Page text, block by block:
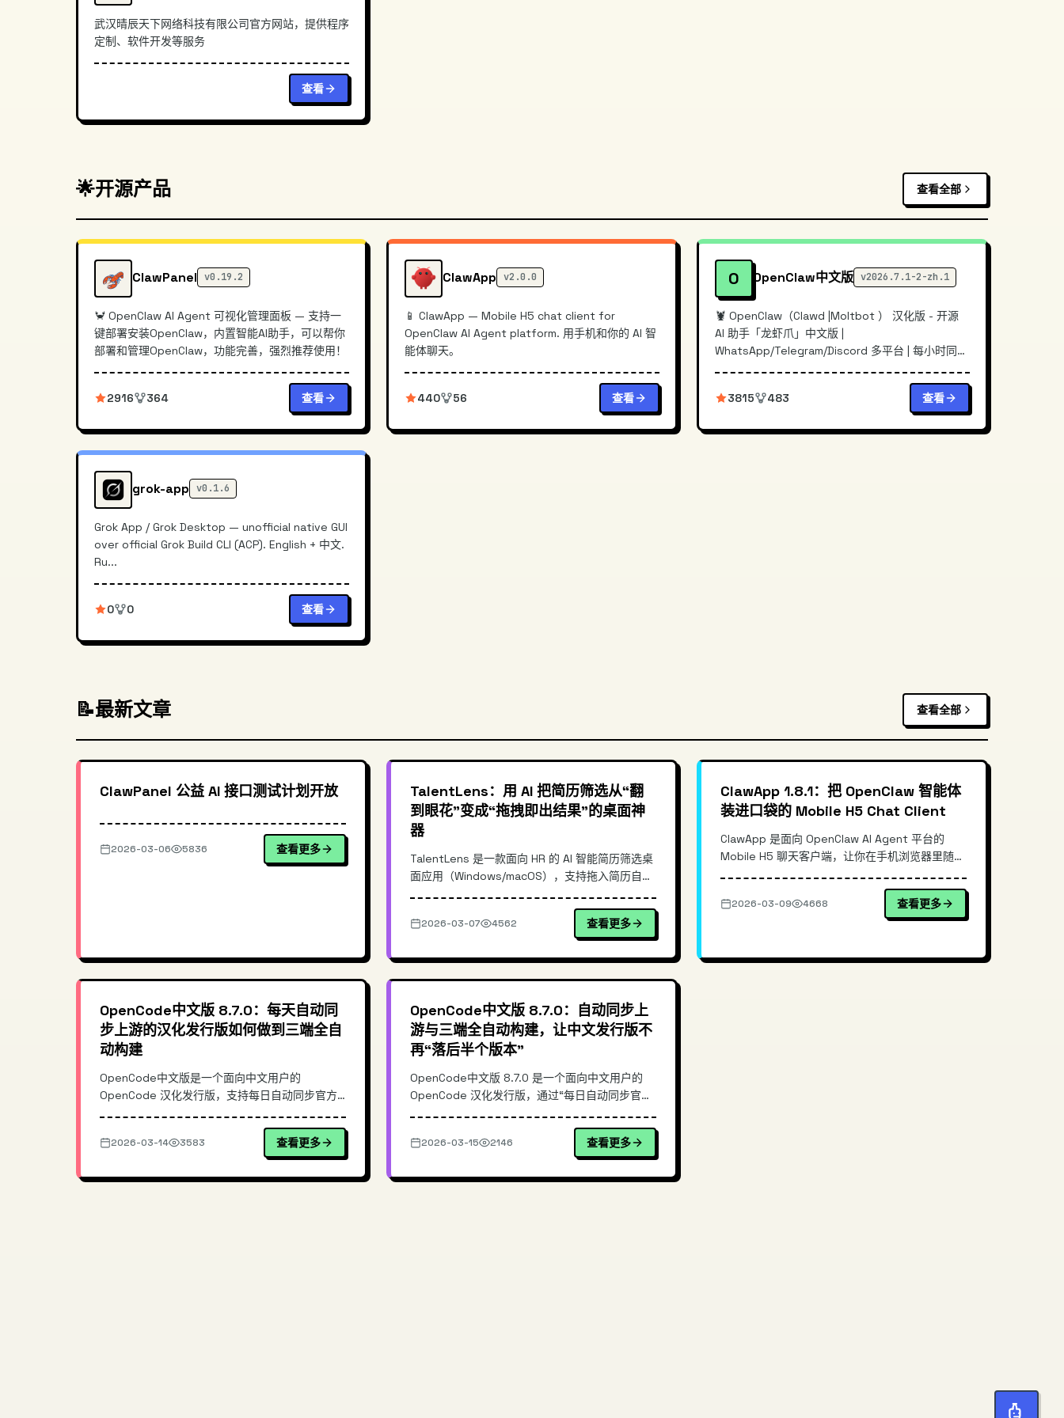
武汉晴辰天下网络科技有限公司官方网站，提供程序
定制、软件开发等服务
查看
🌟开源产品 查看全部
ClawPanel v0.19.2
🦀 OpenClaw AI Agent 可视化管理面板 — 支持一
键部署安装OpenClaw，内置智能AI助手，可以帮你
部署和管理OpenClaw，功能完善，强烈推荐使用！
2916 364 查看
ClawApp v2.0.0
📱 ClawApp — Mobile H5 chat client for
OpenClaw AI Agent platform. 用手机和你的 AI 智
能体聊天。
440 56 查看
O OpenClaw中文版 v2026.7.1-2-zh.1
🦞 OpenClaw（Clawd |Moltbot ） 汉化版 - 开源
AI 助手「龙虾爪」中文版 |
WhatsApp/Telegram/Discord 多平台 | 每小时同步
3815 483 查看
grok-app v0.1.6
Grok App / Grok Desktop — unofficial native GUI
over official Grok Build CLI (ACP). English + 中文.
Ru...
0 0 查看
📝最新文章 查看全部
ClawPanel 公益 AI 接口测试计划开放
2026-03-06 5836 查看更多
TalentLens：用 AI 把简历筛选从“翻
到眼花”变成“拖拽即出结果”的桌面神
器
TalentLens 是一款面向 HR 的 AI 智能简历筛选桌
面应用（Windows/macOS），支持拖入简历自动
议。本文介绍其典型使用场景、核心优势、落地流
程与最佳实践，帮助招聘团队提升筛选效率与一致
2026-03-07 4562 查看更多
ClawApp 1.8.1：把 OpenClaw 智能体
装进口袋的 Mobile H5 Chat Client
ClawApp 是面向 OpenClaw AI Agent 平台的
Mobile H5 聊天客户端，让你在手机浏览器里随时
其 H5 架构与消息链路设计，说明它相对通用聊天
壳与“直接用 Web 控制台”的差异，并给出最小化
的部署/使用命令示例，帮助你快速把 ...
2026-03-09 4668 查看更多
OpenCode中文版 8.7.0：每天自动同
步上游的汉化发行版如何做到三端全自
动构建
OpenCode中文版是一个面向中文用户的
OpenCode 汉化发行版，支持每日自动同步官方
三端安装包。本文从真实使用痛点出发，拆解其自
动同步与构建流水线思路、发行版与上游的差异、
以及在团队落地时的安装与更新方式，帮助你快速
选择与部署 ...
2026-03-14 3583 查看更多
OpenCode中文版 8.7.0：自动同步上
游与三端全自动构建，让中文发行版不
再“落后半个版本”
OpenCode中文版 8.7.0 是一个面向中文用户的
OpenCode 汉化发行版，通过“每日自动同步官方
水线，解决常见的汉化版更新滞后、手动打包繁琐
与版本不一致问题。本文从同步机制、构建架构与
发布策略切入，说明其与手工汉化/镜像站...
2026-03-15 2146 查看更多